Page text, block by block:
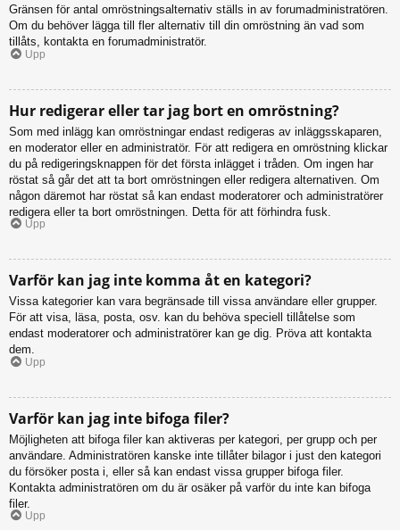
Gränsen för antal omröstningsalternativ ställs in av forumadministratören.
Om du behöver lägga till fler alternativ till din omröstning än vad som
tillåts, kontakta en forumadministratör.
Upp
Hur redigerar eller tar jag bort en omröstning?
Som med inlägg kan omröstningar endast redigeras av inläggsskaparen,
en moderator eller en administratör. För att redigera en omröstning klickar
du på redigeringsknappen för det första inlägget i tråden. Om ingen har
röstat så går det att ta bort omröstningen eller redigera alternativen. Om
någon däremot har röstat så kan endast moderatorer och administratörer
redigera eller ta bort omröstningen. Detta för att förhindra fusk.
Upp
Varför kan jag inte komma åt en kategori?
Vissa kategorier kan vara begränsade till vissa användare eller grupper.
För att visa, läsa, posta, osv. kan du behöva speciell tillåtelse som
endast moderatorer och administratörer kan ge dig. Pröva att kontakta
dem.
Upp
Varför kan jag inte bifoga filer?
Möjligheten att bifoga filer kan aktiveras per kategori, per grupp och per
användare. Administratören kanske inte tillåter bilagor i just den kategori
du försöker posta i, eller så kan endast vissa grupper bifoga filer.
Kontakta administratören om du är osäker på varför du inte kan bifoga
filer.
Upp